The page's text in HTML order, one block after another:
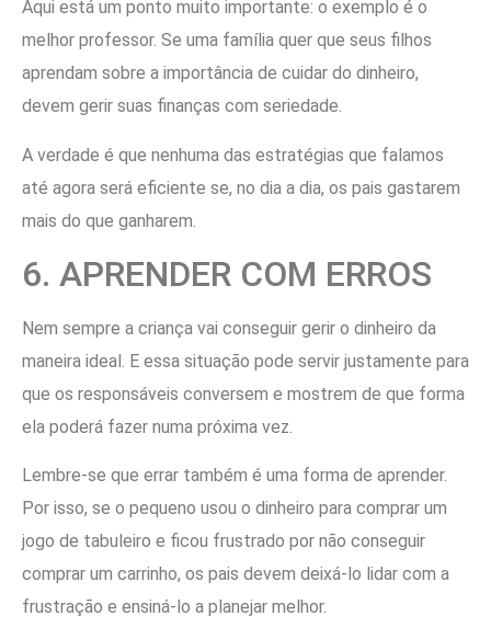
Aqui está um ponto muito importante: o exemplo é o
melhor professor. Se uma família quer que seus filhos
aprendam sobre a importância de cuidar do dinheiro,
devem gerir suas finanças com seriedade.
A verdade é que nenhuma das estratégias que falamos
até agora será eficiente se, no dia a dia, os pais gastarem
mais do que ganharem.
6. APRENDER COM ERROS
Nem sempre a criança vai conseguir gerir o dinheiro da
maneira ideal. E essa situação pode servir justamente para
que os responsáveis conversem e mostrem de que forma
ela poderá fazer numa próxima vez.
Lembre-se que errar também é uma forma de aprender.
Por isso, se o pequeno usou o dinheiro para comprar um
jogo de tabuleiro e ficou frustrado por não conseguir
comprar um carrinho, os pais devem deixá-lo lidar com a
frustração e ensiná-lo a planejar melhor.